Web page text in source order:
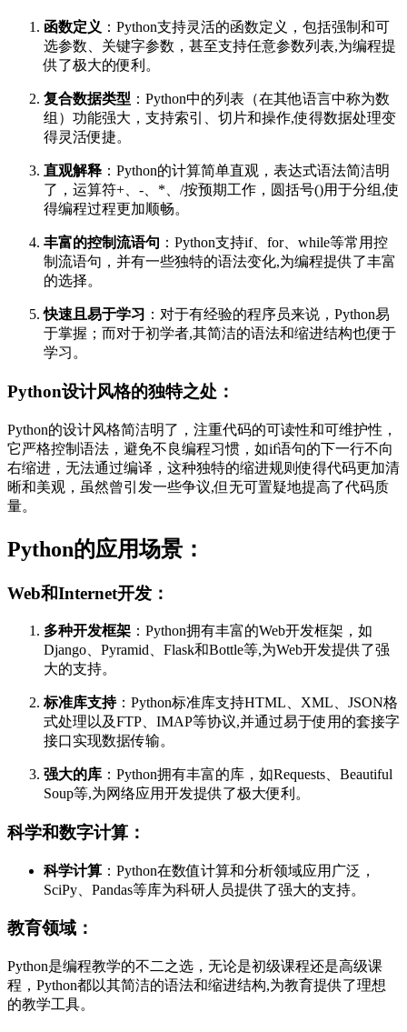
函数定义 ：Python支持灵活的函数定义，包括强制和可
选参数、关键字参数，甚至支持任意参数列表,为编程提
供了极大的便利。
复合数据类型 ：Python中的列表（在其他语言中称为数
组）功能强大，支持索引、切片和操作,使得数据处理变
得灵活便捷。
直观解释 ：Python的计算简单直观，表达式语法简洁明
了，运算符+、-、*、/按预期工作，圆括号()用于分组,使
得编程过程更加顺畅。
丰富的控制流语句 ：Python支持if、for、while等常用控
制流语句，并有一些独特的语法变化,为编程提供了丰富
的选择。
快速且易于学习 ：对于有经验的程序员来说，Python易
于掌握；而对于初学者,其简洁的语法和缩进结构也便于
学习。
Python设计风格的独特之处：
Python的设计风格简洁明了，注重代码的可读性和可维护性，
它严格控制语法，避免不良编程习惯，如if语句的下一行不向
右缩进，无法通过编译，这种独特的缩进规则使得代码更加清
晰和美观，虽然曾引发一些争议,但无可置疑地提高了代码质
量。
Python的应用场景：
Web和Internet开发：
多种开发框架 ：Python拥有丰富的Web开发框架，如
Django、Pyramid、Flask和Bottle等,为Web开发提供了强
大的支持。
标准库支持：Python标准库支持HTML、XML、JSON格
式处理以及FTP、IMAP等协议,并通过易于使用的套接字
接口实现数据传输。
强大的库 ：Python拥有丰富的库，如Requests、Beautiful
Soup等,为网络应用开发提供了极大便利。
科学和数字计算：
科学计算 ：Python在数值计算和分析领域应用广泛，
SciPy、Pandas等库为科研人员提供了强大的支持。
教育领域：
Python是编程教学的不二之选，无论是初级课程还是高级课
程，Python都以其简洁的语法和缩进结构,为教育提供了理想
的教学工具。